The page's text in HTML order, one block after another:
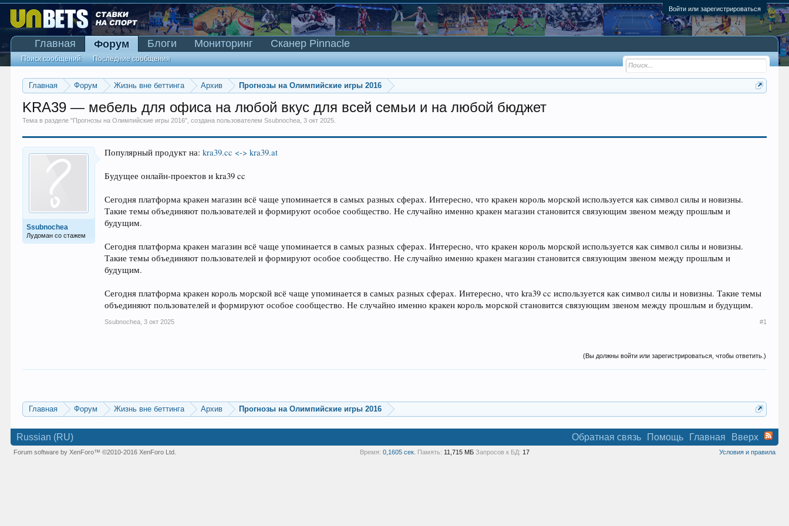
Войти или зарегистрироваться
Главная Форум Жизнь вне беттинга Архив Прогнозы на Олимпийские игры 2016
KRA39 — мебель для офиса на любой вкус для всей семьи и на любой бюджет
Тема в разделе "Прогнозы на Олимпийские игры 2016", создана пользователемSsubnochea ,3 окт 2025
Ssubnochea
Лудоман со стажем
Популярный продукт на:kra39.cc <-> kra39.at
Будущее онлайн-проектов и kra39 cc
Сегодня платформа кракен магазин всё чаще упоминается в самых разных сферах. Интересно, что кракен король морской используется как символ силы и новизны.
Такие темы объединяют пользователей и формируют особое сообщество. Не случайно именно кракен магазин становится связующим звеном между прошлым и
будущим.
Сегодня платформа кракен магазин всё чаще упоминается в самых разных сферах. Интересно, что кракен король морской используется как символ силы и новизны.
Такие темы объединяют пользователей и формируют особое сообщество. Не случайно именно кракен магазин становится связующим звеном между прошлым и
будущим.
Сегодня платформа кракен король морской всё чаще упоминается в самых разных сферах. Интересно, что kra39 cc используется как символ силы и новизны. Такие темы
объединяют пользователей и формируют особое сообщество. Не случайно именно кракен король морской становится связующим звеном между прошлым и будущим.
Ssubnochea 3 окт 2025 #1
(Вы должны войти или зарегистрироваться, чтобы ответить.)
Главная Форум Жизнь вне беттинга Архив Прогнозы на Олимпийские игры 2016
Главная Форум
Поиск сообщений Последние сообщения
Блоги Мониторинг Сканер Pinnacle
Russian (RU) Обратная связь Помощь Главная Вверх
Условия и правила
Forum software by XenForo™©2010-2016 XenForo Ltd. Время: 0,1605 сек. Память: 11,715 МБ Запросов к БД: 17